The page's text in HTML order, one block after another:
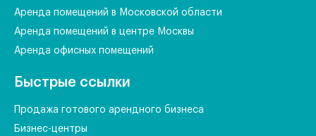
Аренда помещений в Московской области
Аренда помещений в центре Москвы
Аренда офисных помещений
Быстрые ссылки
Продажа готового арендного бизнеса
Бизнес-центры